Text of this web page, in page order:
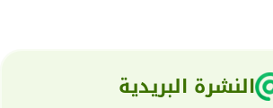
النشرة البريدية